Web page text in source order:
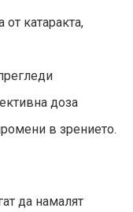
катаракта,
доза
в зрението.
да намалят